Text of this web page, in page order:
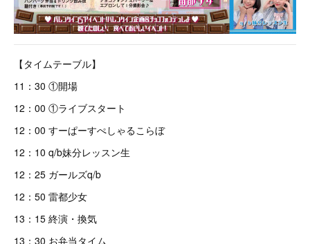
【タイムテーブル】
11：30 ①開場
12：00 ①ライブスタート
12：00 すーぱーすぺしゃるこらぼ
12：10 q/b妹分レッスン生
12：25 ガールズq/b
12：50 雷都少女
13：15 終演・換気
13：30 お弁当タイム